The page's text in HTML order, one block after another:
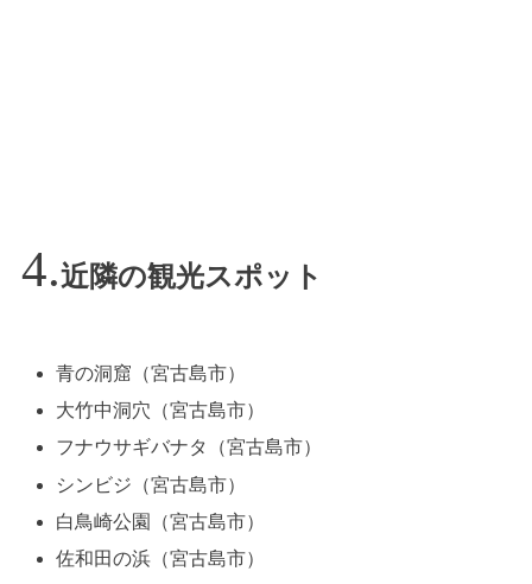
近隣の観光スポット
青の洞窟（宮古島市）
大竹中洞穴（宮古島市）
フナウサギバナタ（宮古島市）
シンビジ（宮古島市）
白鳥崎公園（宮古島市）
佐和田の浜（宮古島市）